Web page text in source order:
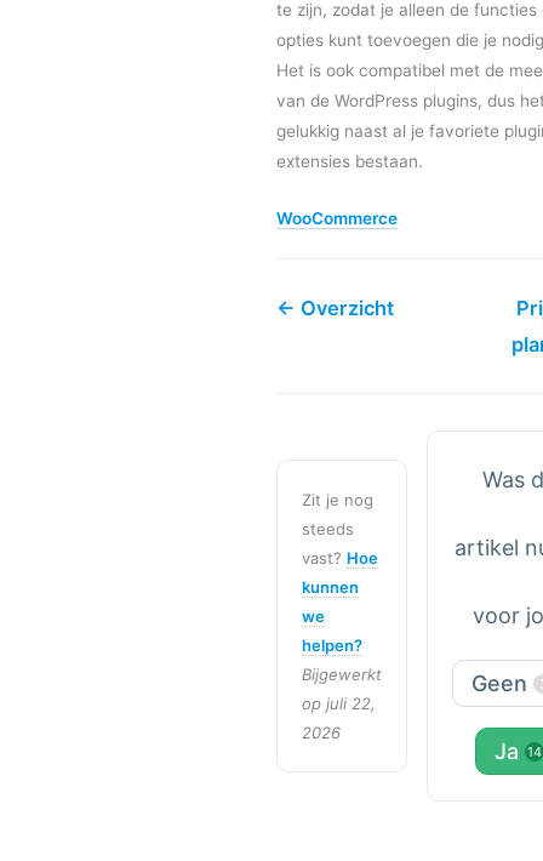
te zijn, zodat je alleen de functies
opties kunt toevoegen die je
Het is ook compatibel met de
van de WordPress plugins, dus
gelukkig naast al je favoriete
extensies bestaan.
WooCommerce
← Overzicht
Zit je nog
steeds
vast? Hoe
kunnen
we
helpen?
Bijgewerkt
op juli 22,
2026
Was
artikel
voor
Geen
Ja 14